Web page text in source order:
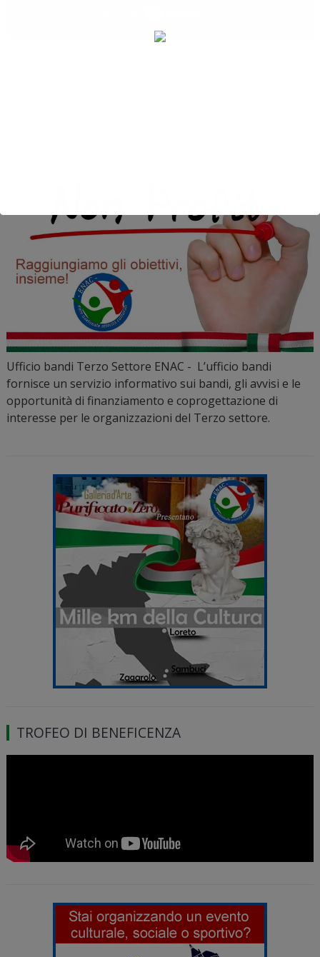
Ufficio bandi Terzo Settore ENAC - L’ufficio bandi
fornisce un servizio informativo sui bandi, gli avvisi e le
opportunità di finanziamento e coprogettazione di
interesse per le organizzazioni del Terzo settore.
TROFEO DI BENEFICENZA